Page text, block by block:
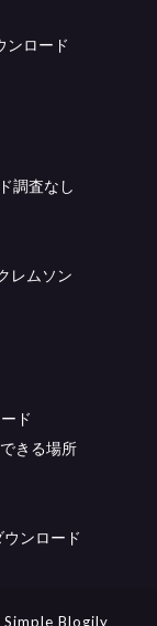
ンロード
調査なし
レムソン
ド
きる場所
ンロード
Simple Blogily